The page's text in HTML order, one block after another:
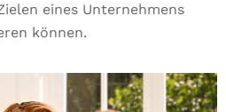
eines Unternehmens
können.